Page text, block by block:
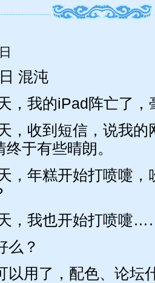
混沌
，我的iPad阵亡了，
，收到短信，说我的
于有些晴朗。
，年糕开始打喷嚏，
，我也开始打喷嚏
么？
以用了，配色、论坛